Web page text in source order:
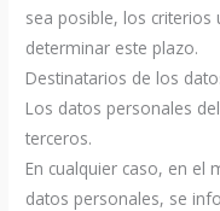
sea posible, los criterios
determinar este plazo.
Destinatarios de los
Los datos personales
terceros.
En cualquier caso, en el
datos personales, se